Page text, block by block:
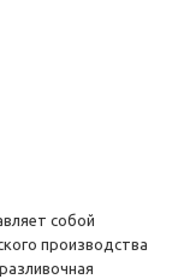
собой
производства